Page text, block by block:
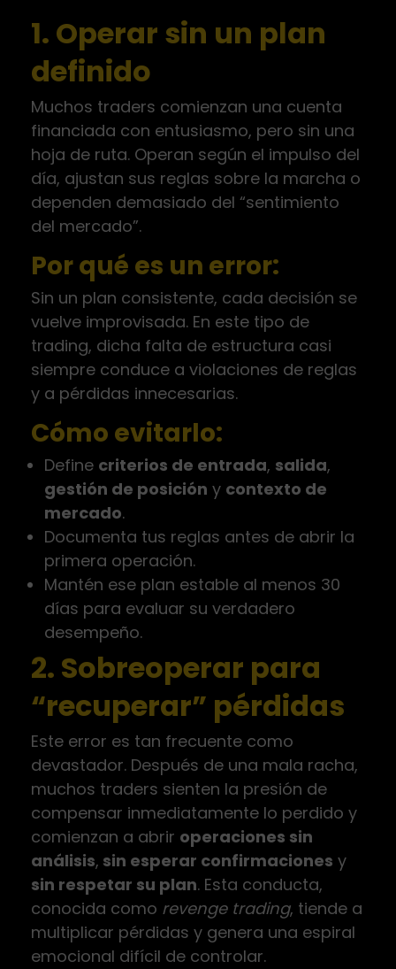
1. Operar sin un plan
definido
Muchos traders comienzan una cuenta
financiada con entusiasmo, pero sin una
hoja de ruta. Operan según el impulso del
día, ajustan sus reglas sobre la marcha o
dependen demasiado del “sentimiento
del mercado”.
Por qué es un error:
Sin un plan consistente, cada decisión se
vuelve improvisada. En este tipo de
trading, dicha falta de estructura casi
siempre conduce a violaciones de reglas
y a pérdidas innecesarias.
Cómo evitarlo:
Define criterios de entrada, salida,
gestión de posición y contexto de
mercado.
Documenta tus reglas antes de abrir la
primera operación.
Mantén ese plan estable al menos 30
días para evaluar su verdadero
desempeño.
2. Sobreoperar para
“recuperar” pérdidas
Este error es tan frecuente como
devastador. Después de una mala racha,
muchos traders sienten la presión de
compensar inmediatamente lo perdido y
comienzan a abrir operaciones sin
análisis, sin esperar confirmaciones y
sin respetar su plan. Esta conducta,
conocida como revenge trading, tiende a
multiplicar pérdidas y genera una espiral
emocional difícil de controlar.